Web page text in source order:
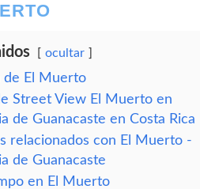
ocultar
de El Muerto
Street View El Muerto en
de Guanacaste en Costa Rica
relacionados con El Muerto -
de Guanacaste
en El Muerto